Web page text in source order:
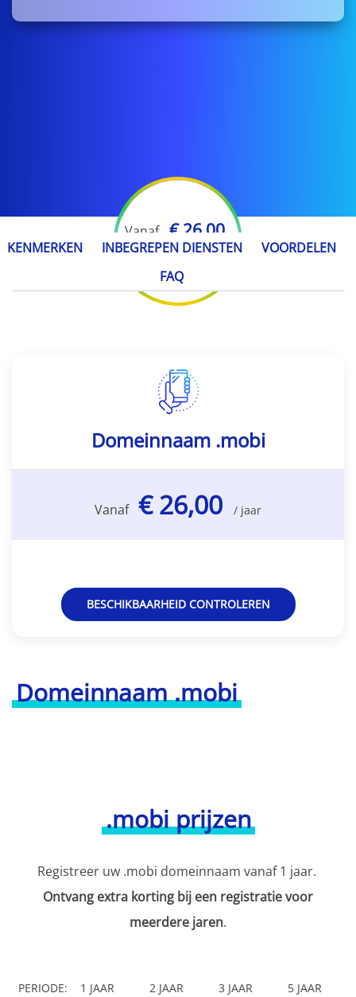
Vanaf € 26,00
/ jaar
KENMERKEN INBEGREPEN DIENSTEN
VOORDELEN
FAQ
Domeinnaam .mobi
Domeinnaam .mobi
Vanaf € 26,00 / jaar
BESCHIKBAARHEID CONTROLEREN
.mobi prijzen
Registreer uw .mobi domeinnaam vanaf 1 jaar.
Ontvang extra korting bij een registratie voor
meerdere jaren.
PERIODE: 1 JAAR 2 JAAR 3 JAAR 5 JAAR